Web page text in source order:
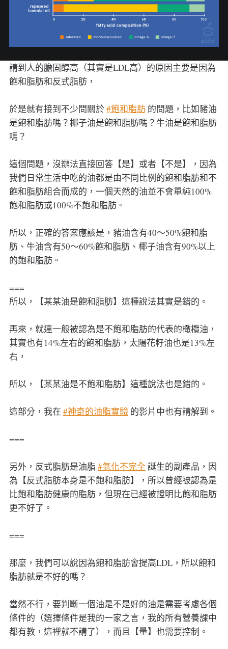
講到人的膽固醇高（其實是LDL高）的原因主要是因為
飽和脂肪和反式脂肪，
於是就有接到不少問關於#飽和脂肪的問題，比如豬油
是飽和脂肪嗎？椰子油是飽和脂肪嗎？牛油是飽和脂肪
嗎？
這個問題，沒辦法直接回答【是】或者【不是】，因為
我們日常生活中吃的油都是由不同比例的飽和脂肪和不
飽和脂肪組合而成的，一個天然的油並不會單純100%
飽和脂肪或100%不飽和脂肪。
所以，正確的答案應該是，豬油含有40～50%飽和脂
肪、牛油含有50～60%飽和脂肪、椰子油含有90%以上
的飽和脂肪。
===
所以，【某某油是飽和脂肪】這種說法其實是錯的。
再來，就連一般被認為是不飽和脂肪的代表的橄欖油，
其實也有14%左右的飽和脂肪，太陽花籽油也是13%左
右，
所以，【某某油是不飽和脂肪】這種說法也是錯的。
這部分，我在 #神奇的油脂實驗的影片中也有講解到。
===
另外，反式脂肪是油脂 #氫化不完全 誕生的副產品，因
為【反式脂肪本身是不飽和脂肪】，所以曾經被認為是
比飽和脂肪健康的脂肪，但現在已經被證明比飽和脂肪
更不好了。
===
那麼，我們可以說因為飽和脂肪會提高LDL，所以飽和
脂肪就是不好的嗎？
當然不行，要判斷一個油是不是好的油是需要考慮各個
條件的（選擇條件是我的一家之言，我的所有營養課中
都有教，這裡就不講了），而且【量】也需要控制。